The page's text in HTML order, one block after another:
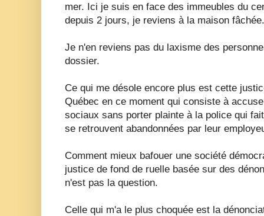
mer. Ici je suis en face des immeubles du
depuis 2 jours, je reviens à la maison fâchée.
Je n'en reviens pas du laxisme des
dossier.
Ce qui me désole encore plus est cette
Québec en ce moment qui consiste à
sociaux sans porter plainte à la police qui
se retrouvent abandonnées par leur
Comment mieux bafouer une société
justice de fond de ruelle basée sur des
n'est pas la question.
Celle qui m'a le plus choquée est la